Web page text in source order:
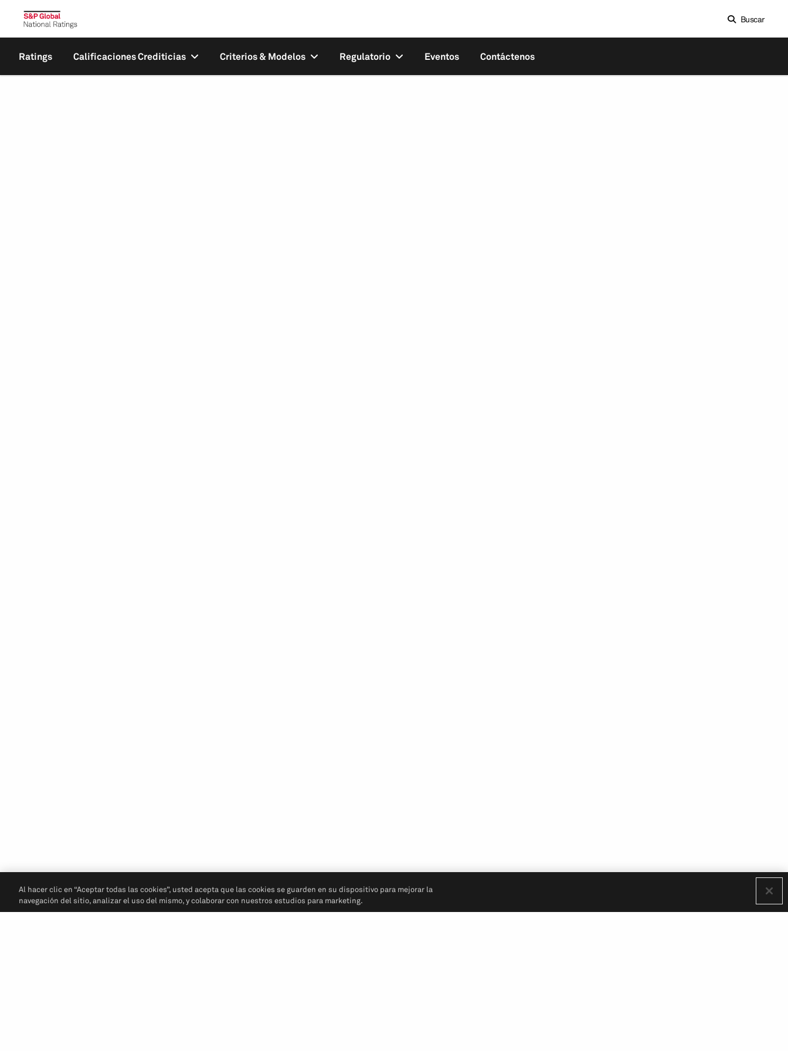
Buscar
Ratings Calificaciones Crediticias Criterios & Modelos Regulatorio Eventos Contáctenos
Al hacer clic en “Aceptar todas las cookies”, usted acepta que las cookies se guarden en su dispositivo para mejorar la
navegación del sitio, analizar el uso del mismo, y colaborar con nuestros estudios para marketing.